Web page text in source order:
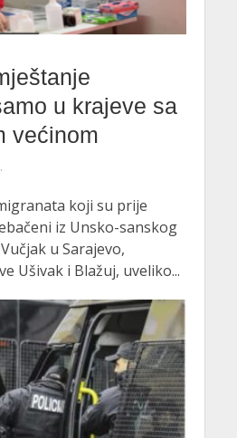
u krajeve sa
većinom
koji su prije
iz Unsko-sanskog
u Sarajevo,
Ušivak i Blažuj, uveliko...